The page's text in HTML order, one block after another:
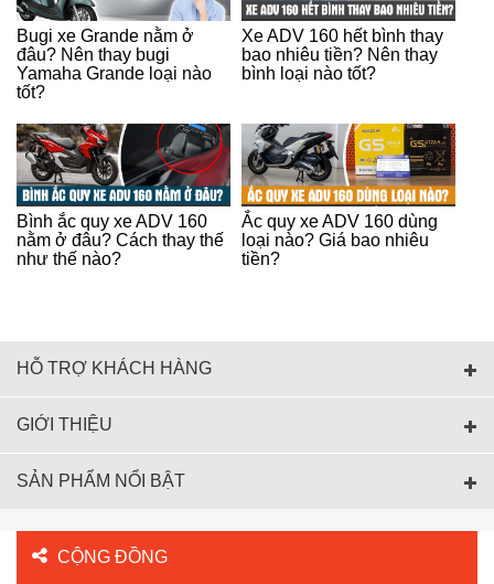
Bugi xe Grande nằm ở
đâu? Nên thay bugi
Yamaha Grande loại nào
tốt?
Xe ADV 160 hết bình thay
bao nhiêu tiền? Nên thay
bình loại nào tốt?
Bình ắc quy xe ADV 160
nằm ở đâu? Cách thay thế
như thế nào?
Ắc quy xe ADV 160 dùng
loại nào? Giá bao nhiêu
tiền?
HỖ TRỢ KHÁCH HÀNG
GIỚI THIỆU
SẢN PHẨM NỔI BẬT
CỘNG ĐỒNG